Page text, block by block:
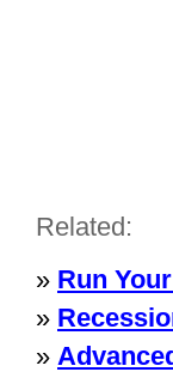
Related:
» Run
»
»